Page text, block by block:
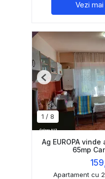
Vezi
1 / 8
Previous
Ag EUROPA vinde
65mp
Apartament cu